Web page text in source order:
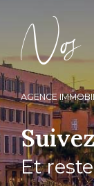
No
AGENCE
et